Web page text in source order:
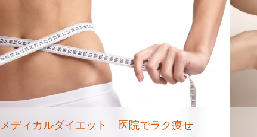
メディカルダイエット 医院でラク痩せ